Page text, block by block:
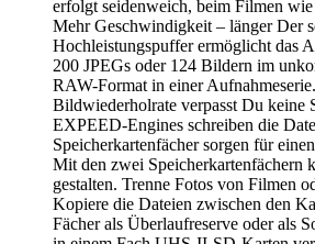
erfolgt seidenweich, beim Filmen
Mehr Geschwindigkeit – länger Der
Hochleistungspuffer ermöglicht das
200 JPEGs oder 124 Bildern im
RAW-Format in einer
Bildwiederholrate verpasst Du keine
EXPEED-Engines schreiben die
Speicherkartenfächer sorgen für
Mit den zwei Speicherkartenfächern
gestalten. Trenne Fotos von Filmen
Kopiere die Dateien zwischen den
Fächer als Überlaufreserve oder als